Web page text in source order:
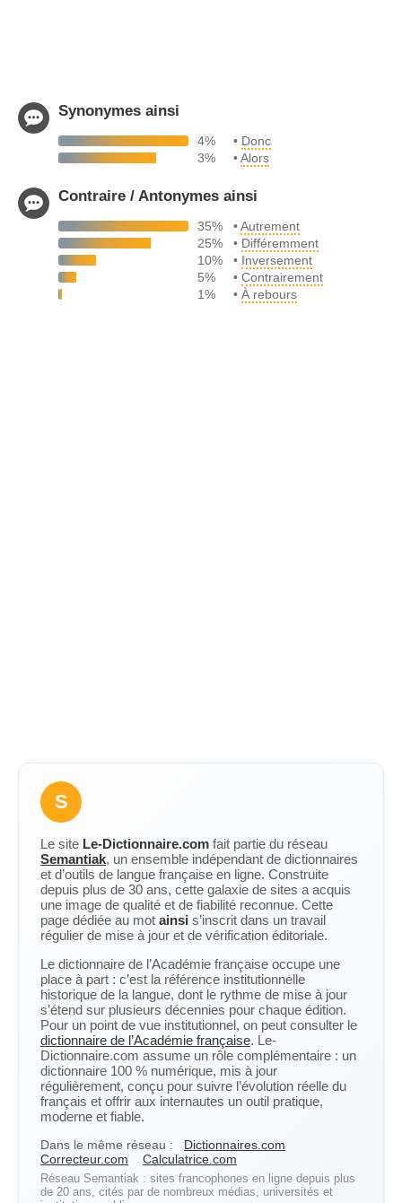
Synonymes ainsi
4% • Donc
3%
•Alors
Contraire / Antonymes ainsi
35% •Autrement
25%
• Différemment
10%
• Inversement
5%
•Contrairement
1%
•À rebours
S
Le site Le-Dictionnaire.com fait partie du réseau
Semantiak, un ensemble indépendant de dictionnaires
et d’outils de langue française en ligne. Construite
depuis plus de 30 ans, cette galaxie de sites a acquis
une image de qualité et de fiabilité reconnue. Cette
page dédiée au mot ainsi s’inscrit dans un travail
régulier de mise à jour et de vérification éditoriale.
Le dictionnaire de l’Académie française occupe une
place à part : c’est la référence institutionnelle
historique de la langue, dont le rythme de mise à jour
s’étend sur plusieurs décennies pour chaque édition.
Pour un point de vue institutionnel, on peut consulter le
dictionnaire de l’Académie française. Le-
Dictionnaire.com assume un rôle complémentaire : un
dictionnaire 100 % numérique, mis à jour
régulièrement, conçu pour suivre l’évolution réelle du
français et offrir aux internautes un outil pratique,
moderne et fiable.
Dans le même réseau :
Dictionnaires.com
Correcteur.com
Calculatrice.com
Réseau Semantiak : sites francophones en ligne depuis plus
de 20 ans, cités par de nombreux médias, universités et